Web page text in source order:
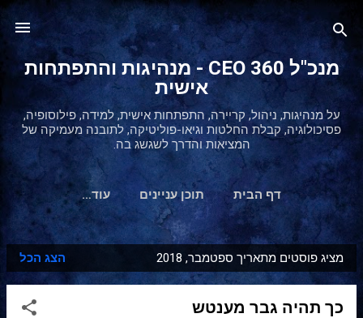
דילוג לתוכן הראשי
מנכ"ל 360 CEO - מנהיגות והתפתחות
אישית
על מנהיגות, ניהול, קריירה, התפתחות אישית, למידה, פילוסופיה,
פסיכולוגיה, קבלת החלטות וגיאו-פוליטיקה, לתובנה מעמיקה של
המציאות והדרך לשגשג בה.
דף הבית תוכן עניינים ‏עוד…
ר
ש
מציג פוסטים מתאריך ספטמבר, 2018 הצג הכל
כך תהיה גבר מענטש